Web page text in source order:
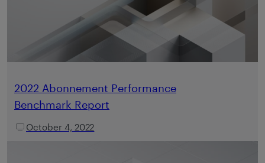
2022 Abonnement Performance
Benchmark Report
October 4, 2022